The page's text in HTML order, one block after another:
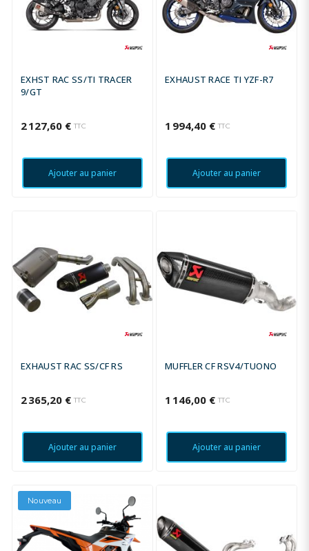
EXHST RAC SS/TI TRACER
9/GT
2 127,60 € TTC
Ajouter au panier
EXHAUST RACE TI YZF-R7
1 994,40 € TTC
Ajouter au panier
EXHAUST RAC SS/CF RS
2 365,20 € TTC
Ajouter au panier
MUFFLER CF RSV4/TUONO
1 146,00 € TTC
Ajouter au panier
Nouveau